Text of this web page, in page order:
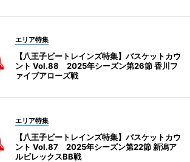
エリア特集
【八王子ビートレインズ特集】バスケットカウ
ント Vol.88 2025年シーズン第26節 香川フ
ァイブアローズ戦
エリア特集
【八王子ビートレインズ特集】バスケットカウ
ント Vol.87 2025年シーズン第22節 新潟ア
ルビレックスBB戦